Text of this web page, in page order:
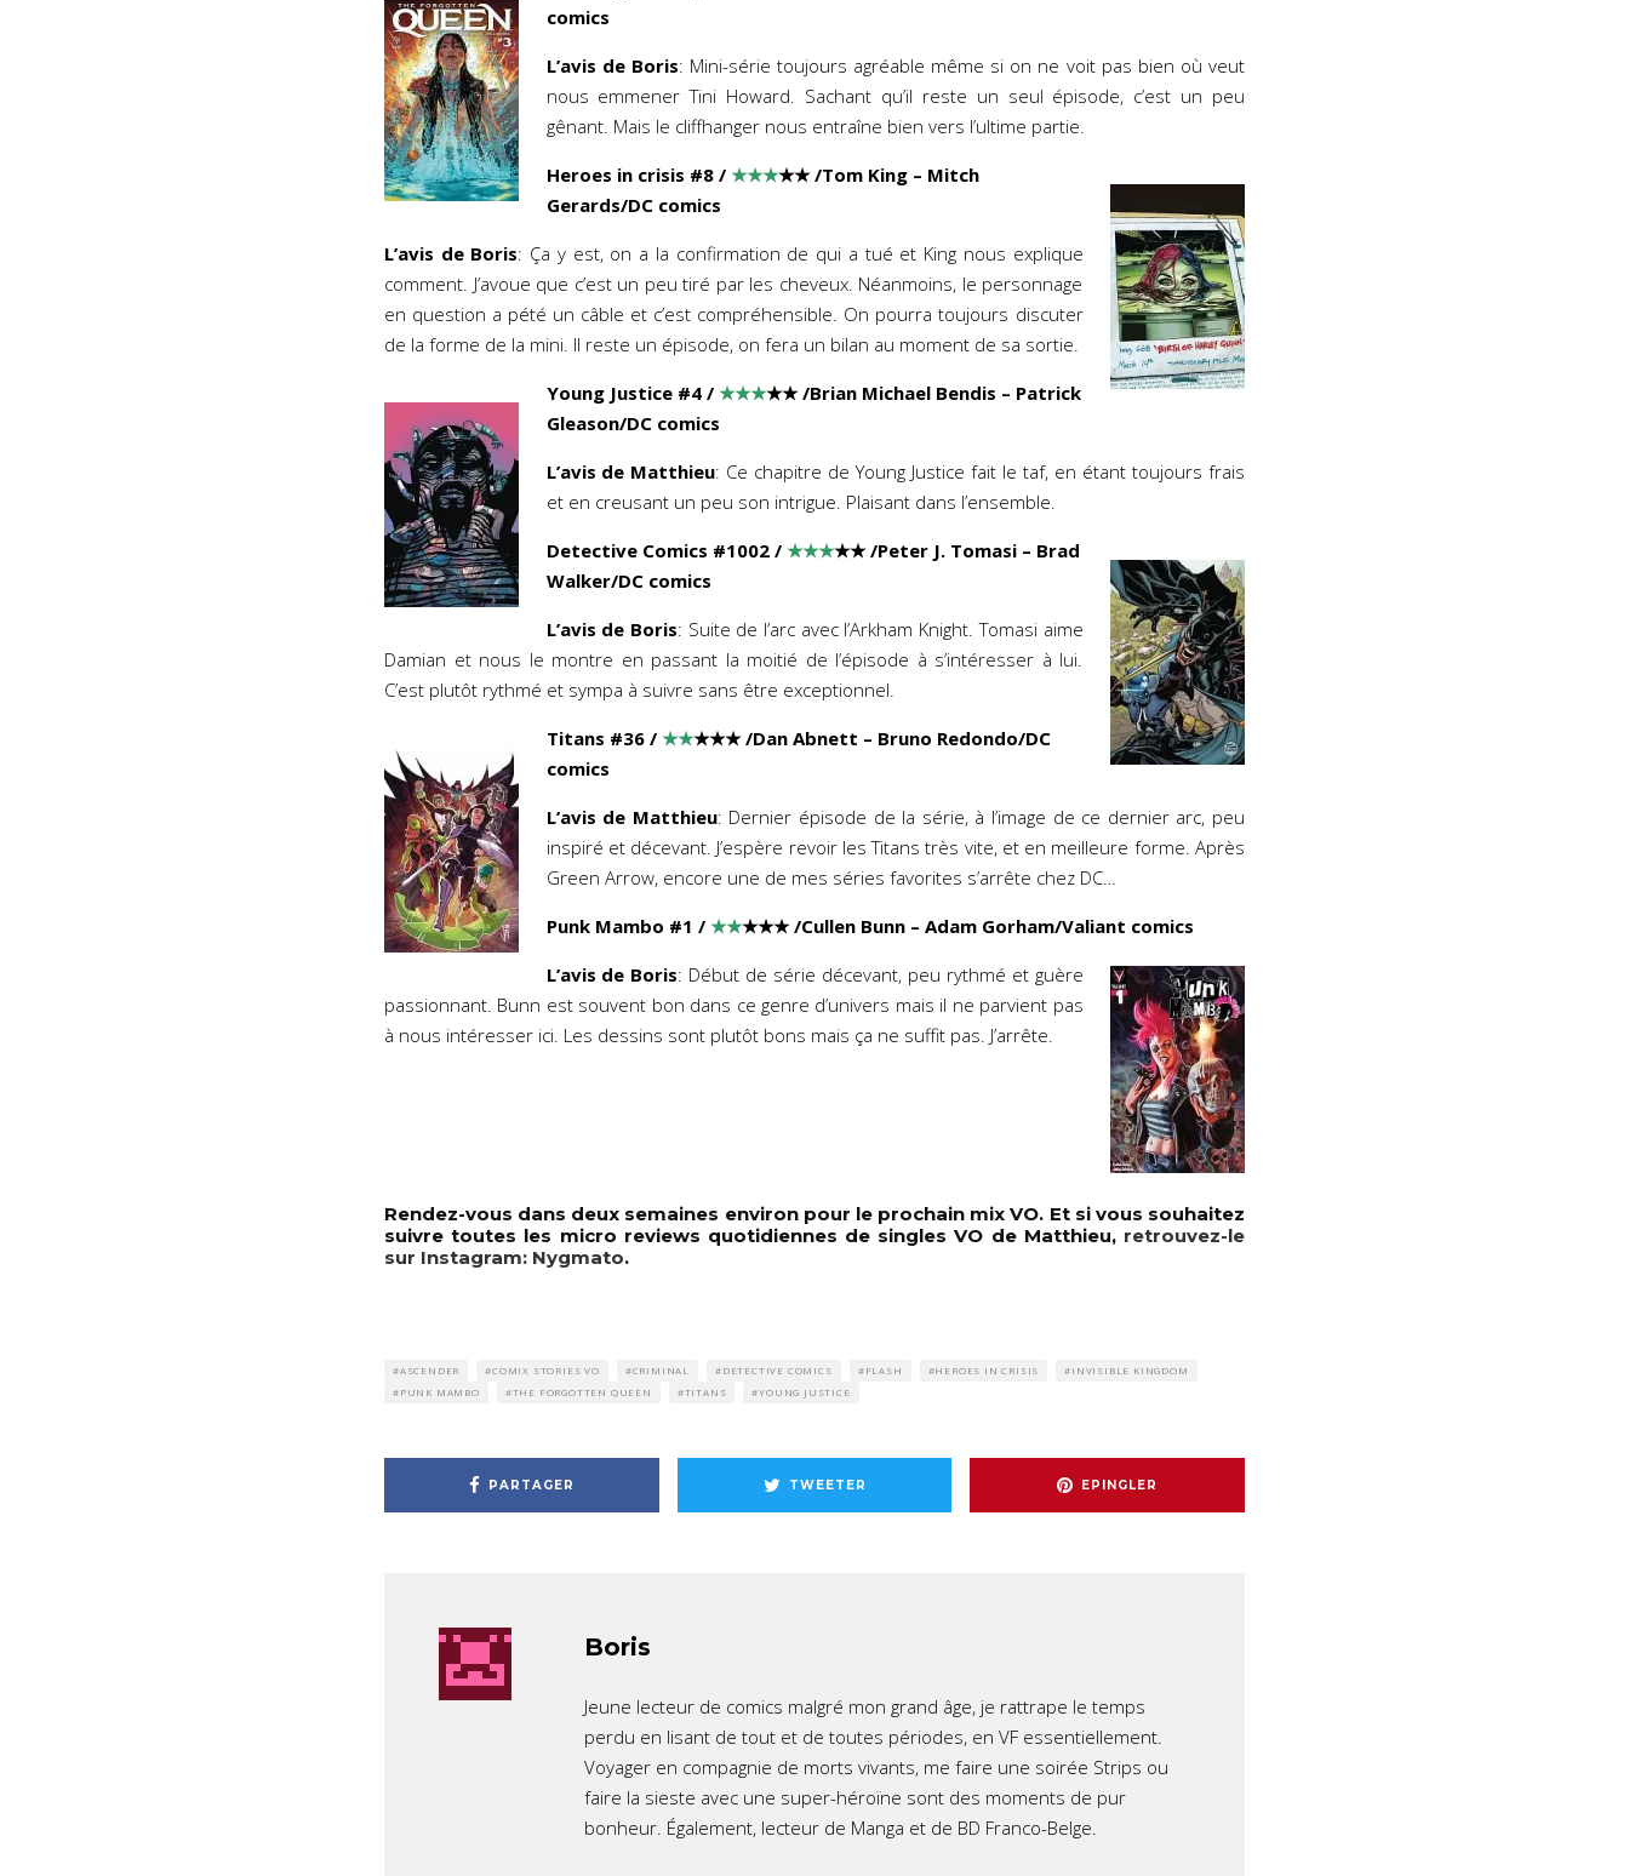
comics
L’avis de Boris: Mini-série toujours agréable même si on ne voit pas bien où veut
nous emmener Tini Howard. Sachant qu’il reste un seul épisode, c’est un peu
gênant. Mais le cliffhanger nous entraîne bien vers l’ultime partie.
Heroes in crisis #8 / ★★★★★/Tom King – Mitch
Gerards/DC comics
L’avis de Boris: Ça y est, on a la confirmation de qui a tué et King nous explique
comment. J’avoue que c’est un peu tiré par les cheveux. Néanmoins, le personnage
en question a pété un câble et c’est compréhensible. On pourra toujours discuter
de la forme de la mini. Il reste un épisode, on fera un bilan au moment de sa sortie.
Young Justice #4 / ★★★★★ /Brian Michael Bendis – Patrick
Gleason/DC comics
L’avis de Matthieu: Ce chapitre de Young Justice fait le taf, en étant toujours frais
et en creusant un peu son intrigue. Plaisant dans l’ensemble.
Detective Comics #1002 / ★★★★★ /Peter J. Tomasi – Brad
Walker/DC comics
L’avis de Boris: Suite de l’arc avec l’Arkham Knight. Tomasi aime
Damian et nous le montre en passant la moitié de l’épisode à s’intéresser à lui.
C’est plutôt rythmé et sympa à suivre sans être exceptionnel.
Titans #36 / ★★★★★ /Dan Abnett – Bruno Redondo/DC
comics
L’avis de Matthieu: Dernier épisode de la série, à l’image de ce dernier arc, peu
inspiré et décevant. J’espère revoir les Titans très vite, et en meilleure forme. Après
Green Arrow, encore une de mes séries favorites s’arrête chez DC…
Punk Mambo #1 / ★★★★★ /Cullen Bunn – Adam Gorham/Valiant comics
L’avis de Boris: Début de série décevant, peu rythmé et guère
passionnant. Bunn est souvent bon dans ce genre d’univers mais il ne parvient pas
à nous intéresser ici. Les dessins sont plutôt bons mais ça ne suffit pas. J’arrête.
Rendez-vous dans deux semaines environ pour le prochain mix VO. Et si vous souhaitez
suivre toutes les micro reviews quotidiennes de singles VO de Matthieu, retrouvez-le
sur Instagram: Nygmato.
ASCENDER COMIX STORIES VO CRIMINAL DETECTIVE COMICS FLASH HEROES IN CRISIS
INVISIBLE KINGDOM
PUNK MAMBO
THE FORGOTTEN QUEEN TITANS YOUNG JUSTICE
PARTAGER TWEETER EPINGLER
Boris
Jeune lecteur de comics malgré mon grand âge, je rattrape le temps
perdu en lisant de tout et de toutes périodes, en VF essentiellement.
Voyager en compagnie de morts vivants, me faire une soirée Strips ou
faire la sieste avec une super-héroïne sont des moments de pur
bonheur. Également, lecteur de Manga et de BD Franco-Belge.